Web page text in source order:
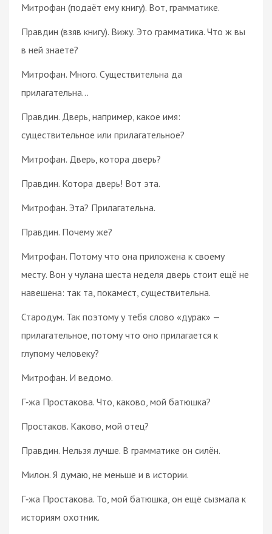
Митрофан (подаёт ему книгу). Вот, грамматике.
Правдин (взяв книгу). Вижу. Это грамматика. Что ж вы
в ней знаете?
Митрофан. Много. Существительна да
прилагательна…
Правдин. Дверь, например, какое имя:
существительное или прилагательное?
Митрофан. Дверь, котора дверь?
Правдин. Котора дверь! Вот эта.
Митрофан. Эта? Прилагательна.
Правдин. Почему же?
Митрофан. Потому что она приложена к своему
месту. Вон у чулана шеста неделя дверь стоит ещё не
навешена: так та, покамест, существительна.
Стародум. Так поэтому у тебя слово «дурак» —
прилагательное, потому что оно прилагается к
глупому человеку?
Митрофан. И ведомо.
Г‑жа Простакова. Что, каково, мой батюшка?
Простаков. Каково, мой отец?
Правдин. Нельзя лучше. В грамматике он силён.
Милон. Я думаю, не меньше и в истории.
Г‑жа Простакова. То, мой батюшка, он ещё сызмала к
историям охотник.